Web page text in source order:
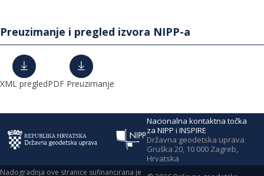
Preuzimanje i pregled izvora NIPP-a
XML pregledPDF Preuzimanje
Nacionalna kontaktna točka
za NIPP i INSPIRE
Državna geodetska uprava
Gruška 20, 10 000 Zagreb,
Hrvatska
Nadogradnja ove stranice sufinancirana je